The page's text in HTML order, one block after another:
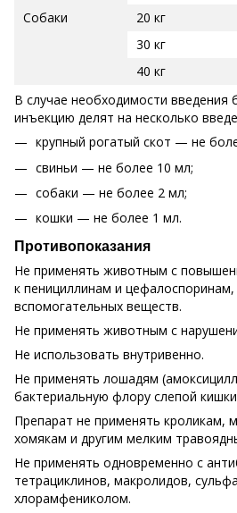
Собаки
20 кг
30 кг
40 кг
В случае необходимости
инъекцию делят на несколько
крупный рогатый скот — не
свиньи — не более 10 мл;
собаки — не более 2 мл;
кошки — не более 1 мл.
Противопоказания
Не применять животным с
к пенициллинам и
вспомогательных веществ.
Не применять животным с
Не использовать внутривенно.
Не применять лошадям
бактериальную флору слепой
Препарат не применять кроликам,
хомякам и другим мелким
Не применять одновременно с
тетрациклинов, макролидов,
хлорамфениколом.